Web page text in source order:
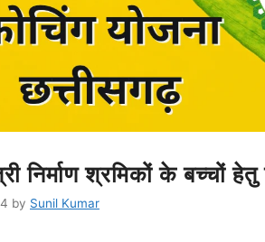
निर्माण श्रमिकों के बच्चों
by Sunil Kumar